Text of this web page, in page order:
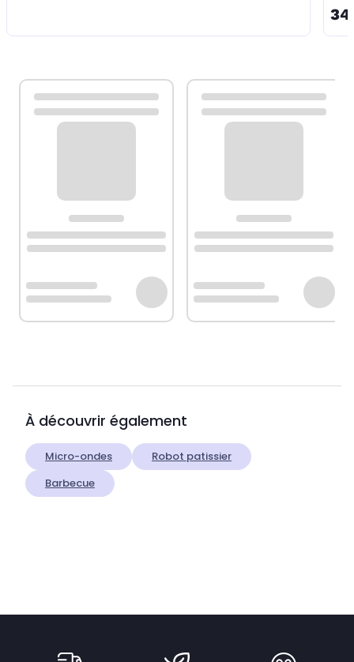
À découvrir également
Micro-ondes
Robot patissier
Barbecue